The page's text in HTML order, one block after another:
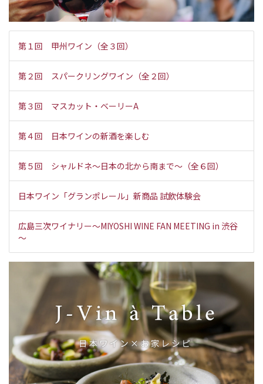
第１回 甲州ワイン（全３回）
第２回 スパークリングワイン（全２回）
第３回 マスカット・ベーリーA
第４回 日本ワインの新酒を楽しむ
第５回 シャルドネ～日本の北から南まで～（全６回）
日本ワイン「グランポレール」新商品 試飲体験会
広島三次ワイナリー～MIYOSHI WINE FAN MEETING in 渋谷
～